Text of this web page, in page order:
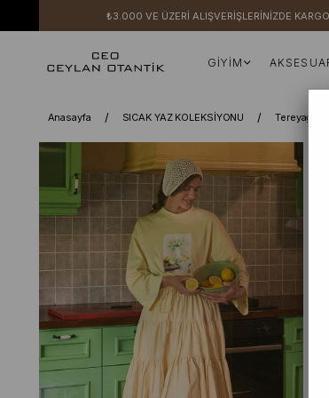
₺3.000 VE ÜZERİ ALIŞVERİŞLERİNİZDE KARGO
GİYİM
Anasayfa SICAK YAZ KOLEKSİYONU Tereyağ